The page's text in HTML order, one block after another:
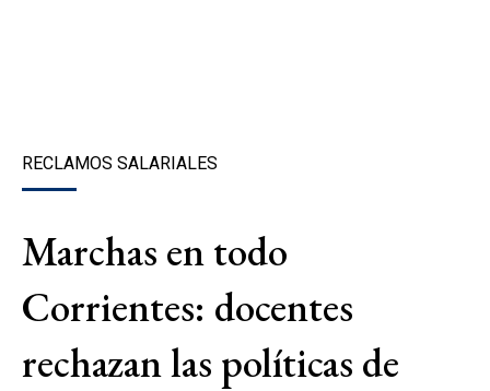
RECLAMOS SALARIALES
Marchas en todo
Corrientes: docentes
rechazan las políticas de